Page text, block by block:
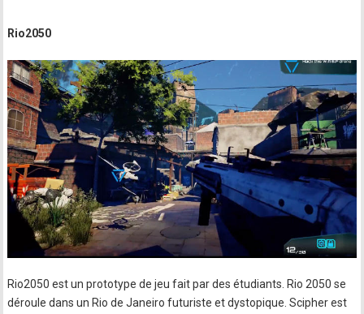
Rio2050
Rio2050 est un prototype de jeu fait par des étudiants. Rio 2050 se
déroule dans un Rio de Janeiro futuriste et dystopique. Scipher est